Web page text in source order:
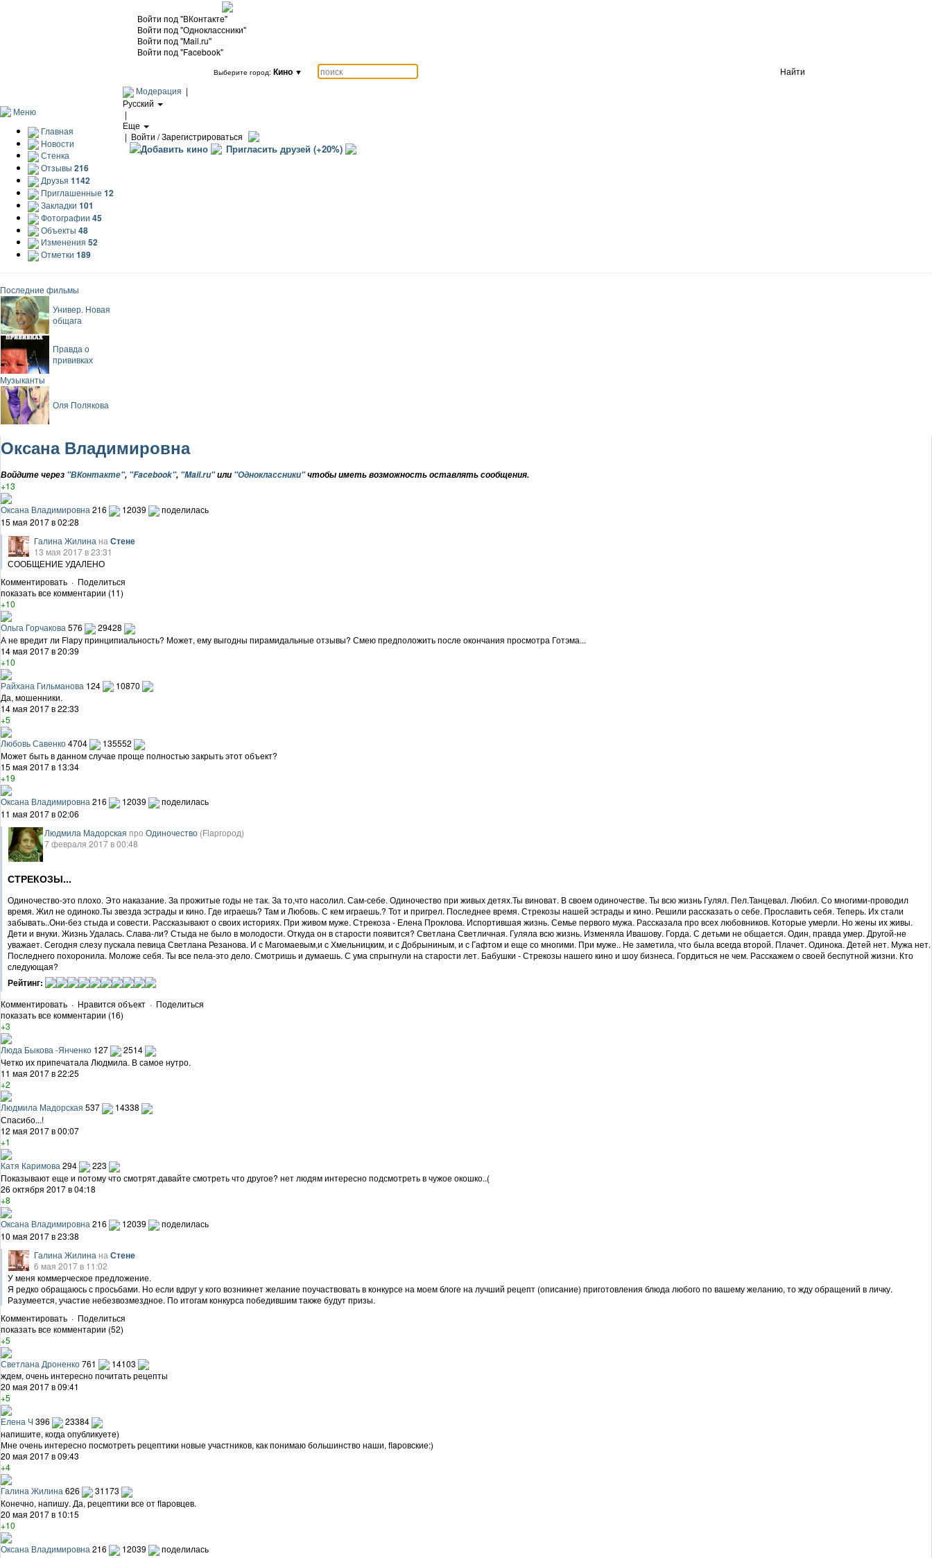
Войти под "ВКонтакте"
Войти под "Одноклассники"
Войти под "Mail.ru"
Войти под "Facebook"
Выберите город: Кино ▼
Найти
Модерация |
Русский
|
Еще
| Войти / Зарегистрироваться
Добавить кино Пригласить друзей (+20%)
Меню
Главная
Новости
Стенка
Отзывы 216
Друзья 1142
Приглашенные 12
Закладки 101
Фотографии 45
Объекты 48
Изменения 52
Отметки 189
Последние фильмы
Универ. Новая
общага
Правда о
прививках
Музыканты
Оля Полякова
Оксана Владимировна
Войдите через "ВКонтакте", "Facebook", "Mail.ru"или "Одноклассники"чтобы иметь возможность оставлять сообщения.
+13
Оксана Владимировна 216 12039
поделилась
15 мая 2017 в 02:28
Галина Жилина на Стене
13 мая 2017 в 23:31
СООБЩЕНИЕ УДАЛЕНО
Комментировать · Поделиться
показать все комментарии (11)
+10
Ольга Горчакова 576
29428
А не вредит ли Flapу принципиальность? Может, ему выгодны пирамидальные отзывы? Смею предположить после окончания просмотра Готэма...
14 мая 2017 в 20:39
+10
Райхана Гильманова 124
10870
Да, мошенники.
14 мая 2017 в 22:33
+5
Любовь Савенко4704
135552
Может быть в данном случае проще полностью закрыть этот объект?
15 мая 2017 в 13:34
+19
Оксана Владимировна 216 12039
поделилась
11 мая 2017 в 02:06
Людмила Мадорская про Одиночество (Flapгород)
7 февраля 2017 в 00:48
СТРЕКОЗЫ...
Одиночество-это плохо. Это наказание. За прожитые годы не так. За то,что насолил. Сам-себе. Одиночество при живых детях.Ты виноват. В своем одиночестве. Ты всю жизнь Гулял. Пел.Танцевал. Любил. Со многими-проводил
время. Жил не одиноко.Ты звезда эстрады и кино. Где играешь? Там и Любовь. С кем играешь.? Тот и пригрел. Последнее время. Стрекозы нашей эстрады и кино. Решили рассказать о себе. Прославить себя. Теперь. Их стали
забывать..Они-без стыда и совести. Рассказывают о своих историях. При живом муже. Стрекоза - Елена Проклова. Испортившая жизнь. Семье первого мужа. Рассказала про всех любовников. Которые умерли. Но жены их живы.
Дети и внуки. Жизнь Удалась. Слава-ли? Стыда не было в молодости. Откуда он в старости появится? Светлана Светличная. Гуляла всю жизнь. Изменяла Ивашову. Горда. С детьми не общается. Один, правда умер. Другой-не
уважает. Сегодня слезу пускала певица Светлана Резанова. И с Магомаевым,и с Хмельницким, и с Добрыниным, и с Гафтом и еще со многими. При муже.. Не заметила, что была всегда второй. Плачет. Одинока. Детей нет. Мужа нет.
Последнего похоронила. Моложе себя. Ты все пела-это дело. Смотришь и думаешь. С ума спрыгнули на старости лет. Бабушки - Стрекозы нашего кино и шоу бизнеса. Гордиться не чем. Расскажем о своей беспутной жизни. Кто
следующая?
Рейтинг:
Комментировать · Нравится объект · Поделиться
показать все комментарии (16)
+3
Люда Быкова -Янченко 127
2514
Четко их припечатала Людмила. В самое нутро.
11 мая 2017 в 22:25
+2
Людмила Мадорская 537
14338
Спасибо...!
12 мая 2017 в 00:07
+1
Катя Каримова 294
223
Показывают еще и потому что смотрят.давайте смотреть что другое? нет людям интересно подсмотреть в чужое окошко..(
26 октября 2017 в 04:18
+8
Оксана Владимировна 216 12039
поделилась
10 мая 2017 в 23:38
Галина Жилина на Стене
6 мая 2017 в 11:02
У меня коммерческое предложение.
Я редко обращаюсь с просьбами. Но если вдруг у кого возникнет желание поучаствовать в конкурсе на моем блоге на лучший рецепт (описание) приготовления блюда любого по вашему желанию, то жду обращений в личку.
Разумеется, участие небезвозмездное. По итогам конкурса победившим также будут призы.
Комментировать · Поделиться
показать все комментарии (52)
+5
Светлана Дроненко761
14103
ждем, очень интересно почитать рецепты
20 мая 2017 в 09:41
+5
Елена Ч 396
23384
напишите, когда опубликуете)
Мне очень интересно посмотреть рецептики новые участников, как понимаю большинство наши, flapовские:)
20 мая 2017 в 09:43
+4
Галина Жилина 626
31173
Конечно, напишу. Да, рецептики все от flapовцев.
20 мая 2017 в 10:15
+10
Оксана Владимировна 216 12039
поделилась